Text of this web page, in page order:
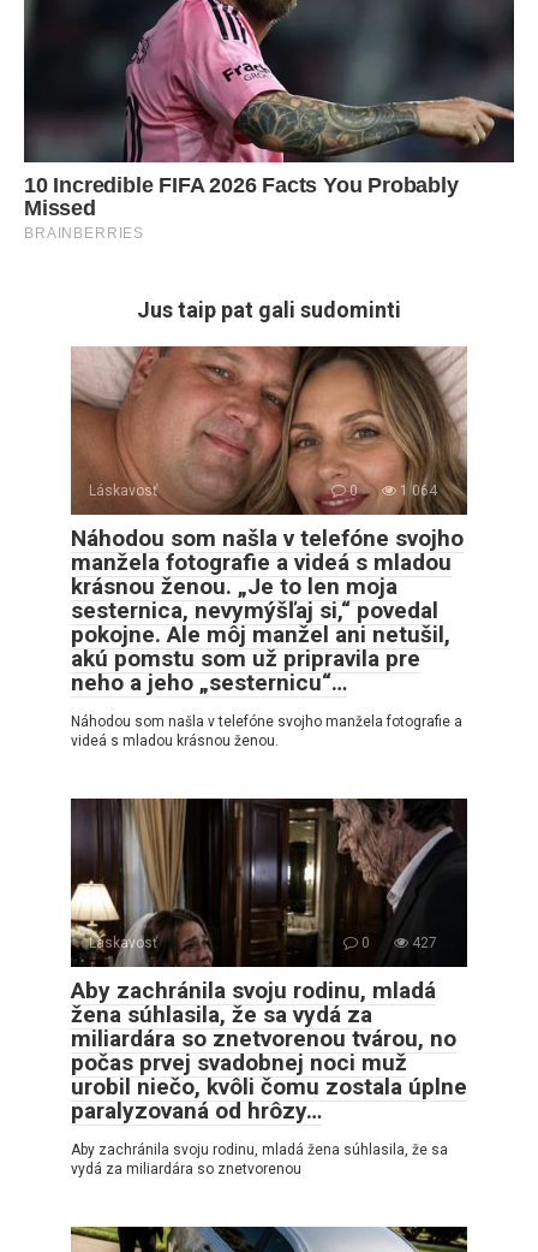
Jus taip pat gali sudominti
Láskavosť 0 1 064
Náhodou som našla v telefóne svojho
manžela fotografie a videá s mladou
krásnou ženou. „Je to len moja
sesternica, nevymýšľaj si,“ povedal
pokojne. Ale môj manžel ani netušil,
akú pomstu som už pripravila pre
neho a jeho „sesternicu“…
Náhodou som našla v telefóne svojho manžela fotografie a
videá s mladou krásnou ženou.
Láskavosť 0 427
Aby zachránila svoju rodinu, mladá
žena súhlasila, že sa vydá za
miliardára so znetvorenou tvárou, no
počas prvej svadobnej noci muž
urobil niečo, kvôli čomu zostala úplne
paralyzovaná od hrôzy…
Aby zachránila svoju rodinu, mladá žena súhlasila, že sa
vydá za miliardára so znetvorenou